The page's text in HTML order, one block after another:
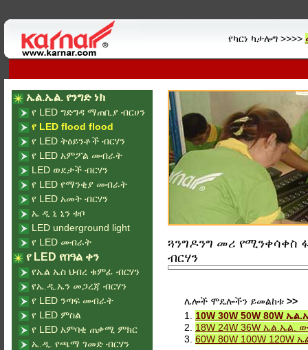
የካርነ ካታሎግ >>>>
ጓንግዶንግ መሪ የሚንቀሳቀስ
ብርሃን
ሌሎች ሞዴሎችን ይመልከቱ >>
1. 10W 30W 50W 80W
2. 18W 24W 36W ኤል.ኤል.
3. 60W 80W 100W 120W
ኤል.ኤል. የንግድ ነክ
የ LED ግድግዳ ማጠቢያ ብርሀን
የ LED flood flood
የ LED ትዕይንቶች ብርሃን
የ LED አምፖል መብራት
LED ወደታች ብርሃን
የ LED የማንቂያ መብራት
የ LED አመት ብርሃን
ኤ ዲ ኒ ኒን ቱቦ
LED underground light
የ LED መብራት
የ LED የበዓል ቀን
የኤል ኤስ ህብረ ቁምፊ ብርሃን
የኤ.ዲ.ኤን መጋረጃ ብርሃን
የ LED ንጣፍ መብራት
የ LED ምስል
የ LED አምባቂ ጠቃሚ ምክር
ኤ.ዲ. የጫማ ገመድ ብርሃን